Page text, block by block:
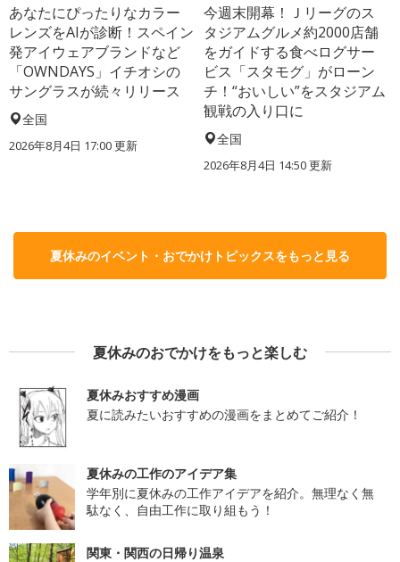
あなたにぴったりなカラー
レンズをAIが診断！スペイン
発アイウェアブランドなど
「OWNDAYS」イチオシの
サングラスが続々リリース
全国
2026年8月4日 17:00更新
今週末開幕！Ｊリーグのス
タジアムグルメ約2000店舗
をガイドする食べログサー
ビス「スタモグ」がローン
チ！“おいしい”をスタジアム
観戦の入り口に
全国
2026年8月4日 14:50更新
夏休みのイベント・おでかけトピックスをもっと見る
夏休みのおでかけをもっと楽しむ
夏休みおすすめ漫画
夏に読みたいおすすめの漫画をまとめてご紹介！
夏休みの工作のアイデア集
学年別に夏休みの工作アイデアを紹介。無理なく無
駄なく、自由工作に取り組もう！
関東・関西の日帰り温泉